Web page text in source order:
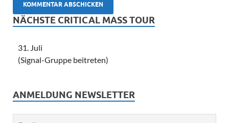
NÄCHSTE CRITICAL MASS TOUR
31. Juli
(Signal-Gruppe beitreten)
ANMELDUNG NEWSLETTER